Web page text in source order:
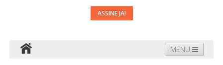
ASSINE JÁ!
MENU